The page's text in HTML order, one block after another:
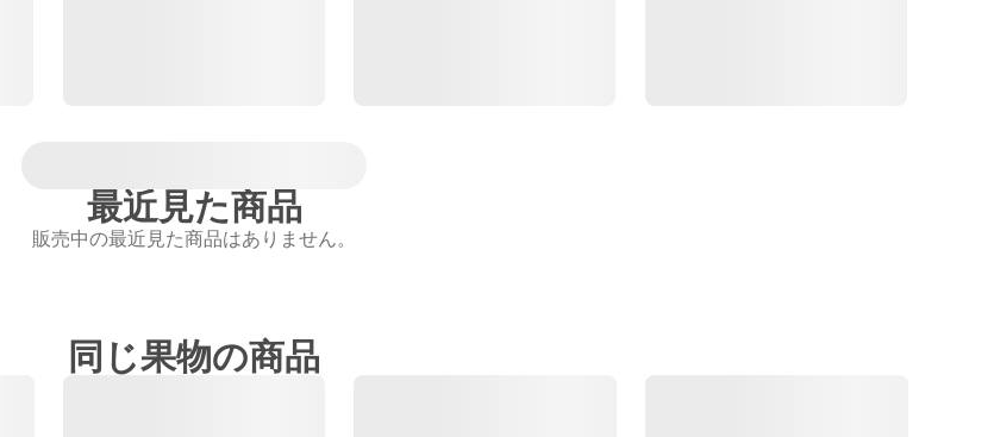
最近見た商品
販売中の最近見た商品はありません。
同じ果物の商品